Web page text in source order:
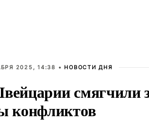
2025, 14:38 • НОВОСТИ ДНЯ
смягчили
конфликтов